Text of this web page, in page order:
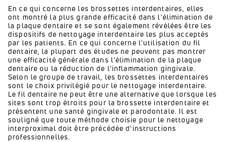
En ce qui concerne les brossettes interdentaires, elles
ont montré la plus grande efficacité dans l'élimination de
la plaque dentaire et se sont également révélées être les
dispositifs de nettoyage interdentaire les plus acceptés
par les patients. En ce qui concerne l'utilisation du fil
dentaire, la plupart des études ne peuvent pas montrer
une efficacité générale dans l'élimination de la plaque
dentaire ou la réduction de l'inflammation gingivale.
Selon le groupe de travail, les brossettes interdentaires
sont le choix privilégié pour le nettoyage interdentaire.
Le fil dentaire ne peut être une alternative que lorsque les
sites sont trop étroits pour la brossette interdentaire et
présentent une santé gingivale et parodontale. Il est
souligné que toute méthode choisie pour le nettoyage
interproximal doit être précédée d'instructions
professionnelles.